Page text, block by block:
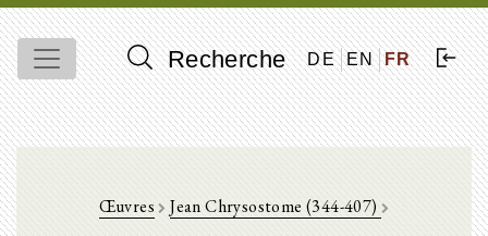
Recherche DE EN FR
Œuvres Jean Chrysostome (344-407)